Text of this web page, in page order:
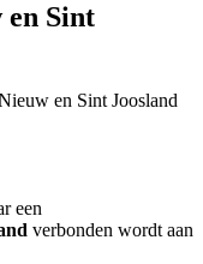
en Sint
en Sint Joosland
een
verbonden wordt aan